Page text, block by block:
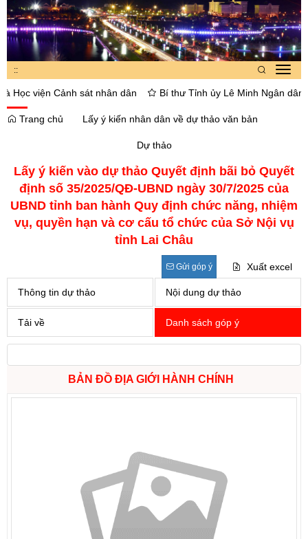
::
viện Cảnh sát nhân dân Bí thư Tỉnh ủy Lê Minh Ngân dâng
Trang chủ Lấy ý kiến nhân dân về dự thảo văn bản
Dự thảo
Lấy ý kiến vào dự thảo Quyết định bãi bỏ Quyết
định số 35/2025/QĐ-UBND ngày 30/7/2025 của
UBND tỉnh ban hành Quy định chức năng, nhiệm
vụ, quyền hạn và cơ cấu tổ chức của Sở Nội vụ
tỉnh Lai Châu
Thông tin dự thảo Nội dung dự thảo
Tải về Danh sách góp ý
Gửi góp ý Xuất excel
BẢN ĐỒ ĐỊA GIỚI HÀNH CHÍNH